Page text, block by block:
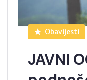
Obavijesti
JAVNI